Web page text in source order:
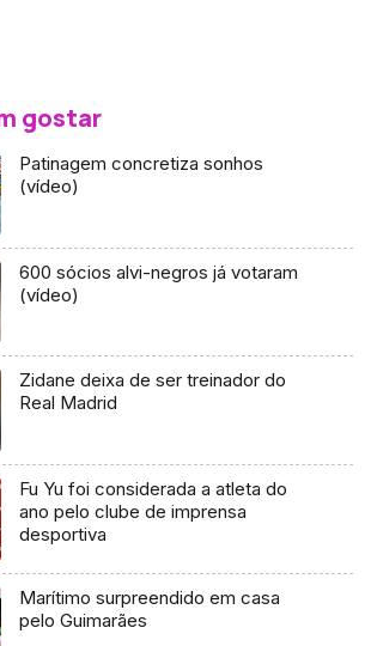
gostar
Patinagem concretiza sonhos
(vídeo)
600 sócios alvi-negros já votaram
(vídeo)
Zidane deixa de ser treinador do
Real Madrid
Fu Yu foi considerada a atleta do
ano pelo clube de imprensa
desportiva
Marítimo surpreendido em casa
pelo Guimarães